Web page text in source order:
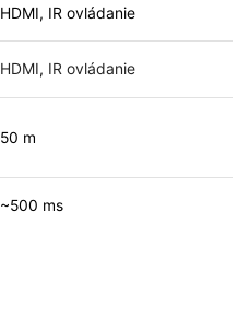
HDMI, IR ovládanie
HDMI, IR ovládanie
50 m
~500 ms